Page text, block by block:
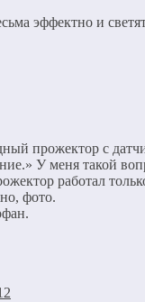
эффектно и
прожектор с
У меня такой
работал
фото.